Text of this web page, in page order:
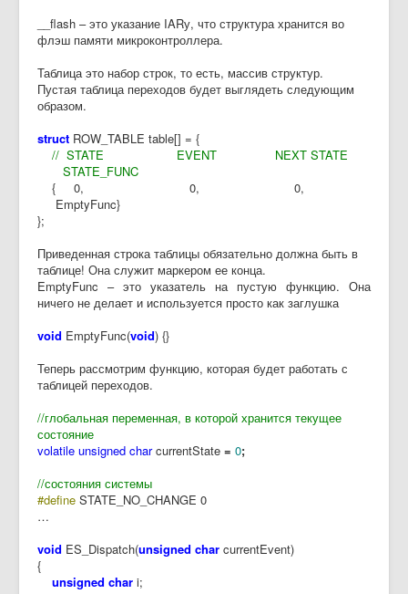
__flash – это указание IARу, что структура хранится во
флэш памяти микроконтроллера.
Таблица это набор строк, то есть, массив структур.
Пустая таблица переходов будет выглядеть следующим
образом.
struct ROW_TABLE table[] = {
// STATE EVENT NEXT STATE
STATE_FUNC
{ 0, 0, 0,
EmptyFunc}
};
Приведенная строка таблицы обязательно должна быть в
таблице! Она служит маркером ее конца.
EmptyFunc – это указатель на пустую функцию. Она
ничего не делает и используется просто как заглушка
void EmptyFunc(void) {}
Теперь рассмотрим функцию, которая будет работать с
таблицей переходов.
//глобальная переменная, в которой хранится текущее
состояние
volatile unsigned char currentState = 0;
//состояния системы
#define STATE_NO_CHANGE 0
…
void ES_Dispatch(unsigned char currentEvent)
{
unsigned char i;